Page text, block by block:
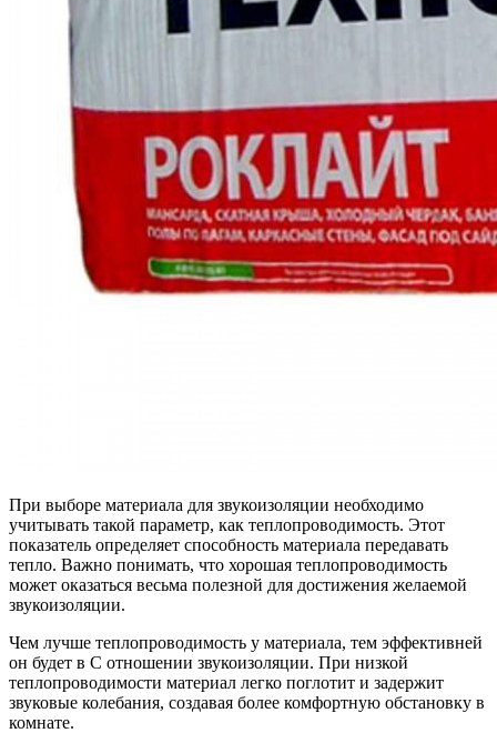
При выборе материала для звукоизоляции необходимо
учитывать такой параметр, как теплопроводимость. Этот
показатель определяет способность материала передавать
тепло. Важно понимать, что хорошая теплопроводимость
может оказаться весьма полезной для достижения желаемой
звукоизоляции.
Чем лучше теплопроводимость у материала, тем эффективней
он будет в С отношении звукоизоляции. При низкой
теплопроводимости материал легко поглотит и задержит
звуковые колебания, создавая более комфортную обстановку в
комнате.